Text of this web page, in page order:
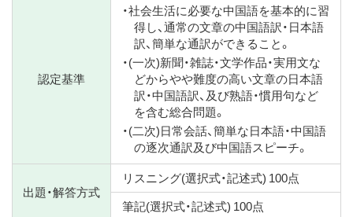
認定基準
・社会生活に必要な中国語を基本的に習
得し、通常の文章の中国語訳・日本語
訳、簡単な通訳ができること。
・(一次)新聞・雑誌・文学作品・実用文な
どからやや難度の高い文章の日本語
訳・中国語訳、及び熟語・慣用句など
を含む総合問題。
・(二次)日常会話、簡単な日本語・中国語
の逐次通訳及び中国語スピーチ。
出題・解答方式
リスニング(選択式・記述式) 100点
筆記(選択式・記述式) 100点